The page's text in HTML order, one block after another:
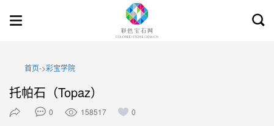
Toggle
首页->彩宝学院
托帕石（Topaz）
0 158517 0